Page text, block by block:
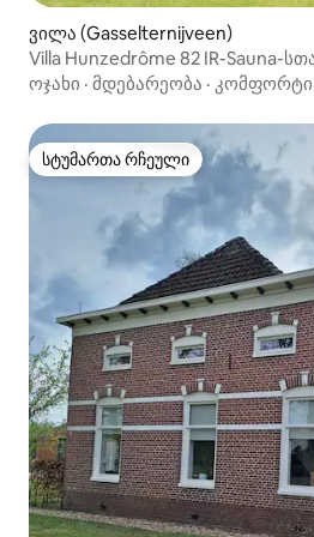
ვილა (Gasselternijveen)
Villa Hunzedrôme 82 IR-Sauna-
ოჯახი · მდებარეობა · კომფორტი
სტუმართა რჩეული
სტუმართა რჩეული